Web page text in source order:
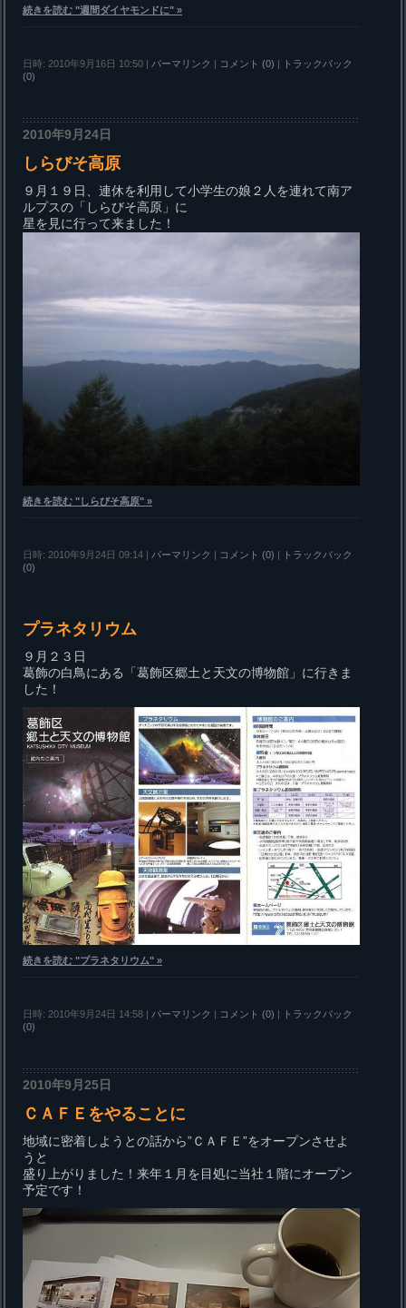
続きを読む "週間ダイヤモンドに" »
日時: 2010年9月16日 10:50 | パーマリンク | コメント (0) |
トラックバック
(0)
2010年9月24日
しらびそ高原
９月１９日、連休を利用して小学生の娘２人を連れて南ア
ルプスの「しらびそ高原」に
星を見に行って来ました！
続きを読む "しらびそ高原" »
日時: 2010年9月24日 09:14 | パーマリンク | コメント (0) |
トラックバック
(0)
プラネタリウム
９月２３日
葛飾の白鳥にある「葛飾区郷土と天文の博物館」に行きま
した！
続きを読む "プラネタリウム" »
日時: 2010年9月24日 14:58 | パーマリンク | コメント (0) |
トラックバック
(0)
2010年9月25日
ＣＡＦＥをやることに
地域に密着しようとの話から”ＣＡＦＥ”をオープンさせよ
うと
盛り上がりました！来年１月を目処に当社１階にオープン
予定です！